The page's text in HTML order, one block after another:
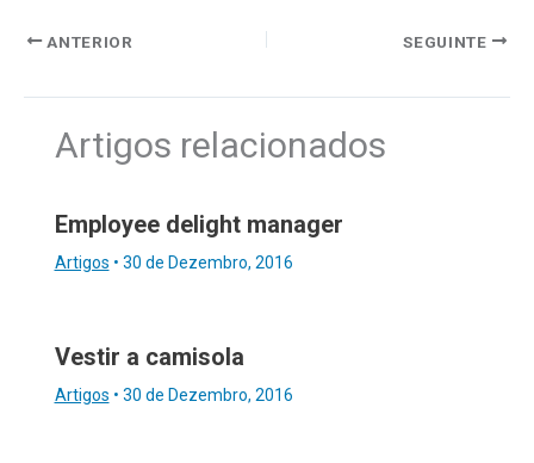
ANTERIOR SEGUINTE
Artigos relacionados
Employee delight manager
Artigos • 30 de Dezembro, 2016
Vestir a camisola
Artigos • 30 de Dezembro, 2016